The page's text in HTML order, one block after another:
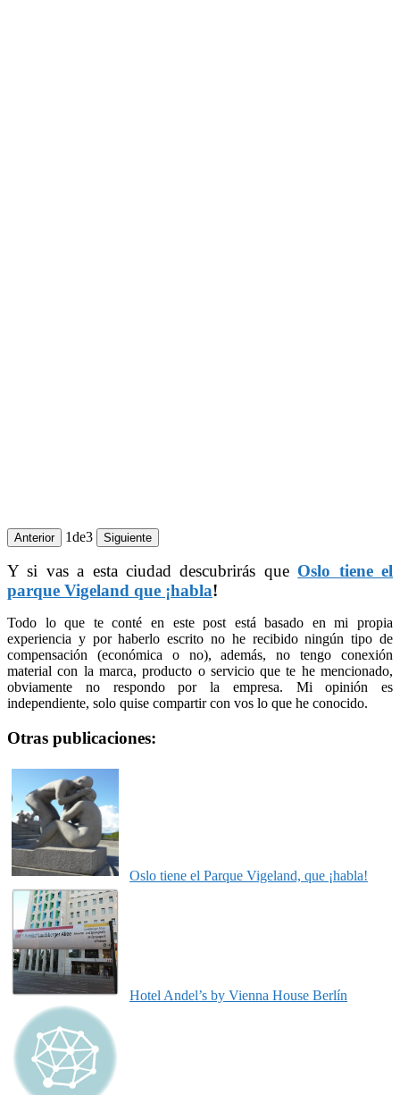
Anterior 1de3 Siguiente
Y si vas a esta ciudad descubrirás que Oslo tiene el
parque Vigeland que ¡habla!
Todo lo que te conté en este post está basado en mi propia
experiencia y por haberlo escrito no he recibido ningún tipo de
compensación (económica o no), además, no tengo conexión
material con la marca, producto o servicio que te he mencionado,
obviamente no respondo por la empresa. Mi opinión es
independiente, solo quise compartir con vos lo que he conocido.
Otras publicaciones:
Oslo tiene el Parque Vigeland, que ¡habla!
Hotel Andel’s by Vienna House Berlín